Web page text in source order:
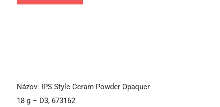
Názov: IPS Style Ceram Powder Opaquer
18 g – D3, 673162